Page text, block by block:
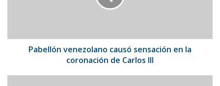
Carlos
Pabellón venezolano causó sensación en la
coronación de Carlos III